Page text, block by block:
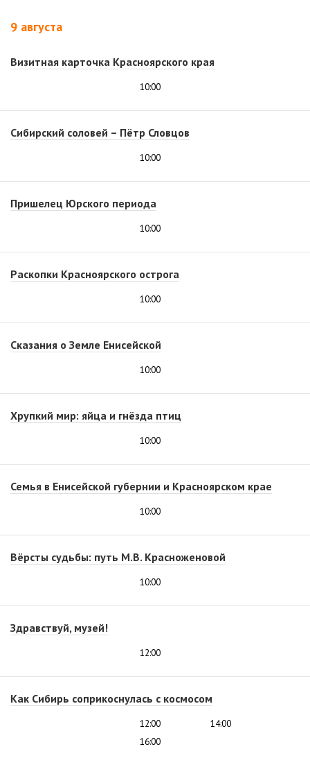
9 августа
Визитная карточка Красноярского края
10:00
Сибирский соловей – Пётр Словцов
10:00
Пришелец Юрского периода
10:00
Раскопки Красноярского острога
10:00
Сказания о Земле Енисейской
10:00
Хрупкий мир: яйца и гнёзда птиц
10:00
Семья в Енисейской губернии и Красноярском крае
10:00
Вёрсты судьбы: путь М.В. Красноженовой
10:00
Здравствуй, музей!
12:00
Как Сибирь соприкоснулась с космосом
12:00
14:00
16:00